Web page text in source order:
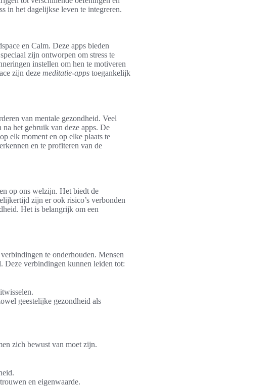
in het dagelijkse leven te integreren.
en Calm. Deze apps bieden
zijn ontworpen om stress te
instellen om hen te motiveren
zijn deze meditatie-apps toegankelijk
van mentale gezondheid. Veel
het gebruik van deze apps. De
elk moment en op elke plaats te
en te profiteren van de
op ons welzijn. Het biedt de
zijn er ook risico’s verbonden
Het is belangrijk om een
te onderhouden. Mensen
Deze verbindingen kunnen leiden tot:
geestelijke gezondheid als
zich bewust van moet zijn.
en eigenwaarde.